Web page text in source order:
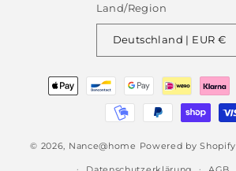
Land/Region
Deutschland | EUR €
Zahlungsmethoden
© 2026, Nance@home Powered by Shopify